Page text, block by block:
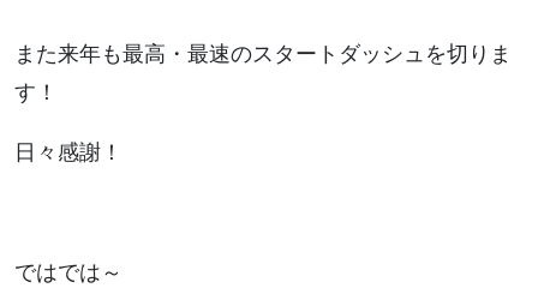
また来年も最高・最速のスタートダッシュを切りま
す！
日々感謝！
ではでは～